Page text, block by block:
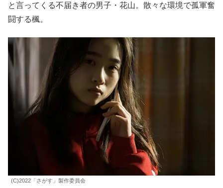
と言ってくる不届き者の男子・花山。散々な環境で孤軍奮
闘する楓。
(C)2022「さがす」製作委員会